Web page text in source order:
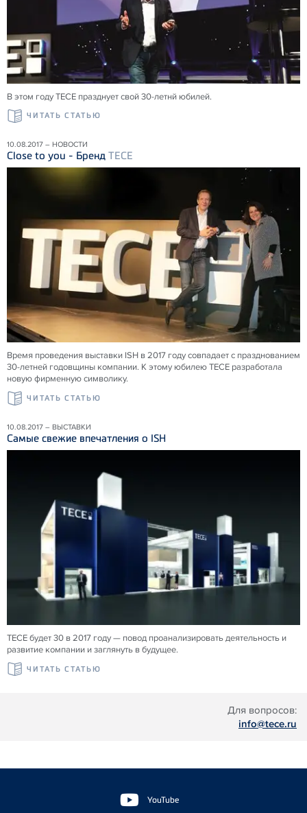
Для вопросов:
info@tece.ru
В этом году ТЕСЕ празднует свой 30-летнй юбилей.
ЧИТАТЬ СТАТЬЮ
10.08.2017 – НОВОСТИ
Close to you - Бренд TECE
Время проведения выставки ISH в 2017 году совпадает с празднованием
30-летней годовщины компании. К этому юбилею TECE разработала
новую фирменную символику.
ЧИТАТЬ СТАТЬЮ
10.08.2017 – ВЫСТАВКИ
Самые свежие впечатления о ISH
TECE будет 30 в 2017 году — повод проанализировать деятельность и
развитие компании и заглянуть в будущее.
ЧИТАТЬ СТАТЬЮ
YouTube